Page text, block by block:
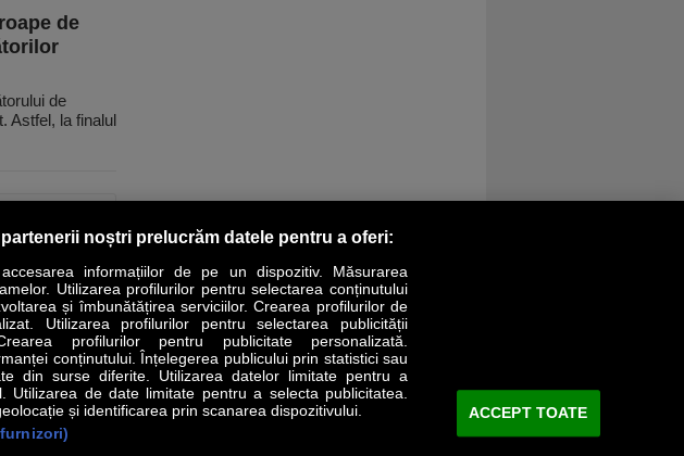
de
de
Astfel, la finalul
TECH MEET THE CEO LIFESTYLE SPECIAL OPINII
Servicii Revista Business Magazin
noștri prelucrăm datele pentru a oferi:
informațiilor de pe un dispozitiv. Măsurarea
Utilizarea profilurilor pentru selectarea conținutului
și îmbunătățirea serviciilor. Crearea profilurilor de
Utilizarea profilurilor pentru selectarea publicității
profilurilor pentru publicitate personalizată.
conținutului. Înțelegerea publicului prin statistici sau
din surse diferite. Utilizarea datelor limitate pentru a
Utilizarea de date limitate pentru a selecta publicitatea.
și identificarea prin scanarea dispozitivului.
ACCEPT TOATE